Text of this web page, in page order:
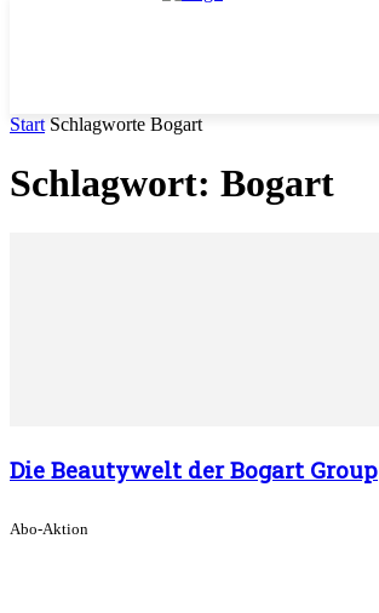
Start Schlagworte Bogart
Schlagwort: Bogart
Die Beautywelt der Bogart Group
Abo-Aktion